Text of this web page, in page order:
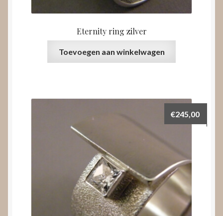
Eternity ring zilver
Toevoegen aan winkelwagen
€245,00